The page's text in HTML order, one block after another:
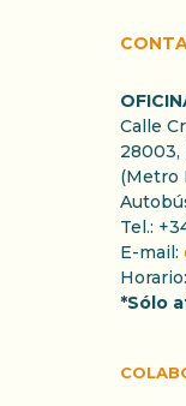
Calle
28003,
(Metro
Tel.:
E-mail:
*Sólo